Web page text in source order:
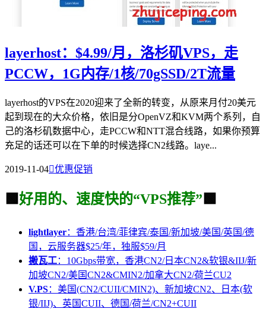
layerhost：$4.99/月，洛杉矶VPS，走
PCCW，1G内存/1核/70gSSD/2T流量
layerhost的VPS在2020迎来了全新的转变，从原来月付20美元
起到现在的大众价格，依旧是分OpenVZ和KVM两个系列，自
己的洛杉矶数据中心，走PCCW和NTT混合线路，如果你预算
充足的话还可以在下单的时候选择CN2线路。laye...
2019-11-04优惠促销
🟩 好用的、速度快的“VPS推荐” 🟩
lightlayer：香港/台湾/菲律宾/泰国/新加坡/美国/英国/德
国，云服务器$25/年，独服$59/月
搬瓦工：10Gbps带宽，香港CN2/日本CN2&软银&IIJ/新
加坡CN2/美国CN2&CMIN2/加拿大CN2/荷兰CU2
V.PS：美国(CN2/CUII/CMIN2)、新加坡CN2、日本(软
银/IIJ)、英国CUII、德国/荷兰/CN2+CUII